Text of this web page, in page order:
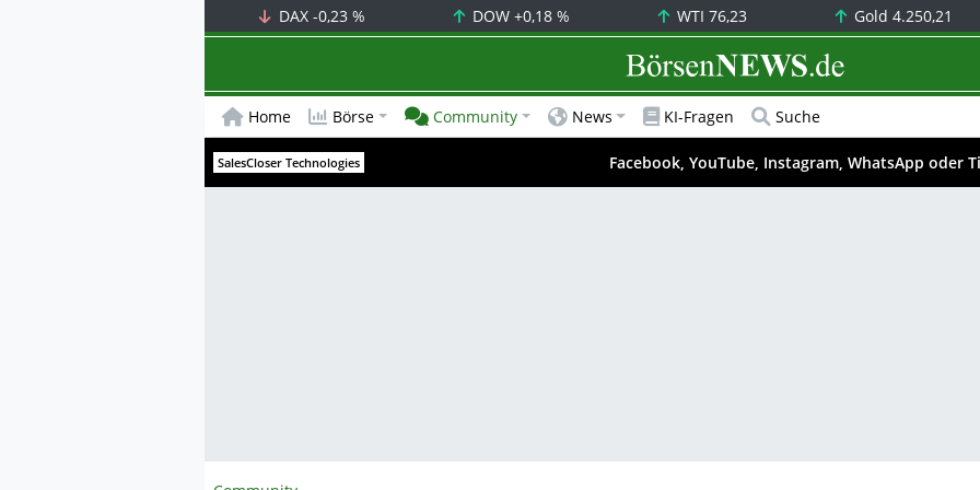
DAX -0,23 % DOW+0,18 % WTI76,23 Gold4.250,21
BörsenNEWS.de
Home Börse Community News KI-Fragen Suche
SalesCloser Technologies Facebook, YouTube, Instagram, WhatsApp oder